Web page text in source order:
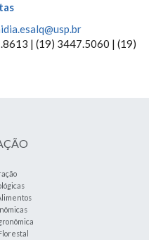
| (19) 3447.5060 | (19)